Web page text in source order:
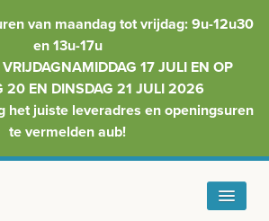
van maandag tot vrijdag: 9u-12u30
en 13u-17u
17 JULI EN OP
20 EN DINSDAG 21 JULI 2026
het juiste leveradres en openingsuren
te vermelden aub!